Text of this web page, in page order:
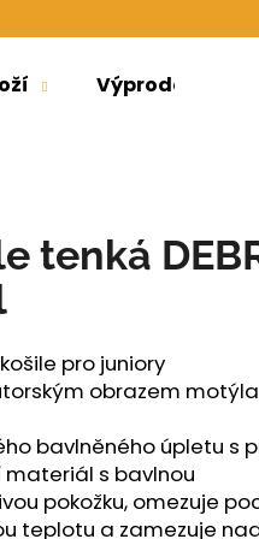
Výprodej
tenká
pro juniory
obrazem
bavlněného úpletu
s bavlnou
pokožku, omezuje
teplotu a zamezuje
DÁMSKÉ TENKÉ OUTLAST®